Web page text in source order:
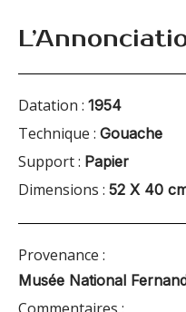
Datation : 1954
Technique : Gouache
Support : Papier
Dimensions : 52 X 40
Provenance :
Musée National